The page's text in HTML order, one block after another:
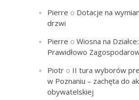
Pierre o Dotacje na
drzwi
Pierre oWiosna na
Prawidłowo
Piotr o II tura wyborów
w Poznaniu – zachęta do
obywatelskiej